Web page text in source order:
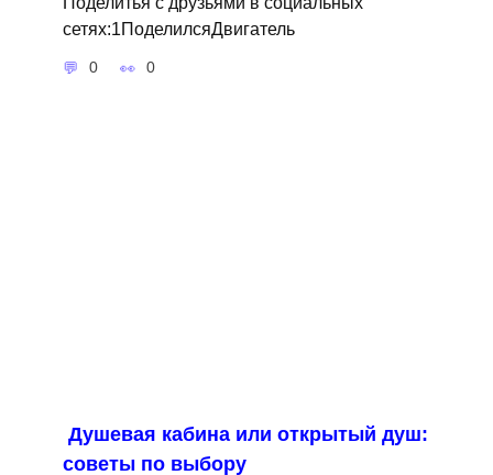
сетях:1ПоделилсяДвигатель
0 0
Душевая кабина или открытый душ:
советы по выбору